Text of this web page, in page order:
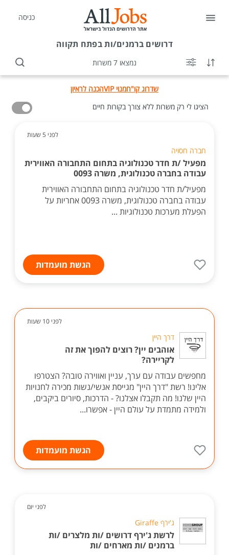
כניסה
דרושיםברמנים/ות בפתח תקווה
נמצאו 7 משרות
שדרוג קו"חמנוי VIP
הכנה לראיון
הציגו לי רק משרות ללא צורך בקורות חיים
לפני 5 שעות
חברה חסויה
מפעיל /ת חדר טכנולוגיה בתחום התחבורה האווירית
עבודה בחברה טכנולוגית, משרה 0093
מפעיל/ת חדר טכנולוגיה בתחום התחבורה האווירית
עבודה בחברה טכנולוגית, משרה 0093 אחריות על
הפעלת מערכות טכנולוגיות ...
הגשת מועמדות
לפני 10 שעות
דרך היין
אוהבים יין? רוצים להפוך את זה
לקריירה?
מחפשים עבודה עם ערך, עניין ואווירה טובה? הצטרפו
אלינו! רשת "דרך היין" מגייסת אנשי/נשות מכירה לחנויות
היין שלנו! מה תקבלו אצלנו? - הדרכות, סיורים ביקבים,
ולמידה מתמדת על עולם היין - אפשרו...
הגשת מועמדות
לפני יום
ג'ירף Giraffe
לרשת ג'ירף דרושים /ות מלצרים /ות
ברמנים /ות מארחים /ות